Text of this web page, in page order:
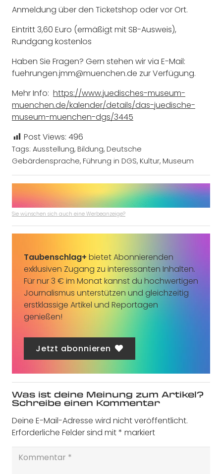
Anmeldung über den Ticketshop oder vor Ort.
Eintritt 3,60 Euro (ermäßigt mit SB-Ausweis),
Rundgang kostenlos
Haben Sie Fragen? Gern stehen wir via E-Mail:
fuehrungen.jmm@muenchen.de zur Verfügung.
Mehr Info: https://www.juedisches-museum-
muenchen.de/kalender/details/das-juedische-
museum-muenchen-dgs/3445
Post Views: 496
Tags: Ausstellung, Bildung, Deutsche
Gebärdensprache, Führung in DGS, Kultur, Museum
Sie wünschen sich auch eine Werbeanzeige?
Taubenschlag+ bietet Abonnierenden
exklusiven Zugang zu interessanten Inhalten.
Für nur 3 € im Monat kannst du hochwertigen
Journalismus unterstützen und gleichzeitig
erstklassige Artikel und Reportagen
genießen!
Jetzt abonnieren
Was ist deine Meinung zum Artikel?
Schreibe einen Kommentar
Deine E-Mail-Adresse wird nicht veröffentlicht.
Erforderliche Felder sind mit* markiert